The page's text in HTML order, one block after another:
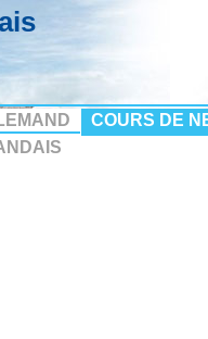
COURS DE